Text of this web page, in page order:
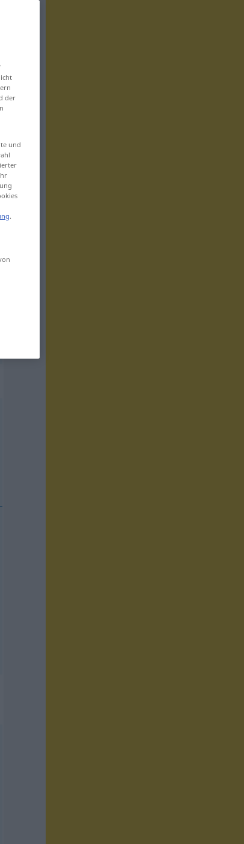
der
und
.